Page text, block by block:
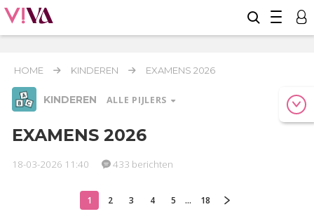
HOME KINDEREN EXAMENS 2026
KINDEREN ALLE PIJLERS
Relaties Werk & Studie Geld & Recht
EXAMENS 2026
18-03-2026 11:40 433 berichten
1 2 3 4 5 ... 18